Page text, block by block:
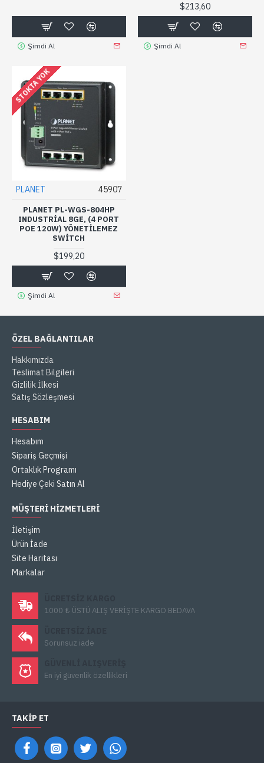
Şimdi Al
$213,60
Şimdi Al
STOKTA YOK
PLANET 45907
PLANET PL-WGS-804HP
INDUSTRIAL 8GE, (4 PORT
POE 120W) YÖNETILEMEZ
SWITCH
$199,20
Şimdi Al
ÖZEL BAĞLANTILAR
Hakkımızda
Teslimat Bilgileri
Gizlilik İlkesi
Satış Sözleşmesi
HESABIM
Hesabım
Sipariş Geçmişi
Ortaklık Programı
Hediye Çeki Satın Al
MÜŞTERI HIZMETLERI
İletişim
Ürün İade
Site Haritası
Markalar
1000 ₺ ÜSTÜ ALIŞ VERİŞTE KARGO BEDAVA
Sorunsuz iade
En iyi güvenlik özellikleri
TAKIP ET